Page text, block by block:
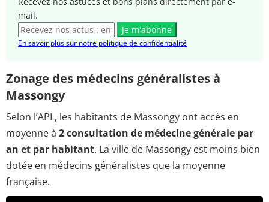
mail.
Je m'abonne
En savoir plus sur notre politique de confidentialité
Zonage des médecins généralistes à
Massongy
Selon l’APL, les habitants de Massongy ont accès en
moyenne à 2 consultation de médecine générale par
an et par habitant. La ville de Massongy est moins bien
dotée en médecins généralistes que la moyenne
française.